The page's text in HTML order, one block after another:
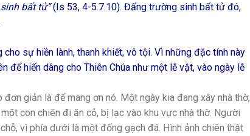
bất tử”(Is 53, 4-5.7.10). Đấng trường sinh bất tử đó,
sự hiền lành, thanh khiết, vô tội. Vì những đặc tính này
hiến dâng cho Thiên Chúa như một lễ vật, vào ngày lễ
giản là để mang ơn nó. Một ngày kia đang xây nhà thờ,
con chiên đi ăn cỏ, bị lạc vào khu vực nhà thờ. Người
vì phía dưới là một đống gạch đá. Hình ảnh chiên thật